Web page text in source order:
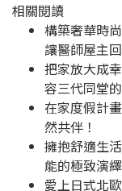
相關閱讀
構築奢華時
讓醫師屋主
把家放大成
容三代同堂
在家度假計
然共伴！
擁抱舒適生
能的極致演繹
愛上日式北